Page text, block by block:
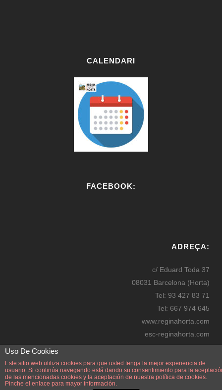
CALENDARI
FACEBOOK:
ADREÇA:
c/ Eduard Toda 37
08031 Barcelona (Horta)
Tel: 93 427 83 71
Tel: 667 974 645
www.reginahorta.com
esc-reginahorta.com
secretaria@reginahorta.com
Mapa
Uso De Cookies
Este sitio web utiliza cookies para que usted tenga la mejor experiencia de
usuario. Si continúa navegando está dando su consentimiento para la
de las mencionadas cookies y la aceptación de nuestra política de cookies.
Pinche el enlace para mayor información.